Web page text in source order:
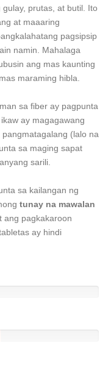
prutas, at butil. Ito
at maaaring
pagsipsip
namin. Mahalaga
ang mas kaunting
maraming hibla.
sa fiber ay pagpunta
ay magagawang
(lalo na
sa maging sapat
sarili.
sa kailangan ng
tunay na mawalan
ang pagkakaroon
ay hindi